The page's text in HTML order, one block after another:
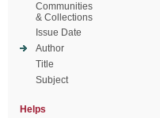
Communities
& Collections
Issue Date
Author
Title
Subject
Helps